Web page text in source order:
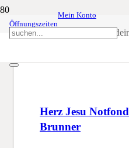
Öffnungszeiten
Mein Konto
wurde
Unfall
Herz Jesu
Brunner